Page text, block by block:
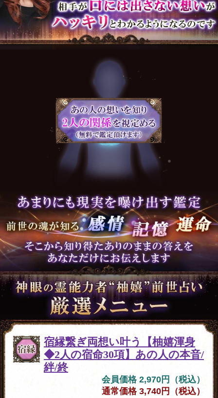
宿縁繋ぎ両想い叶う【柚嬉渾身
◆2人の宿命30項】あの人の本音/
絆/終
会員価格 2,970円（税込）
通常価格 3,740円（税込）